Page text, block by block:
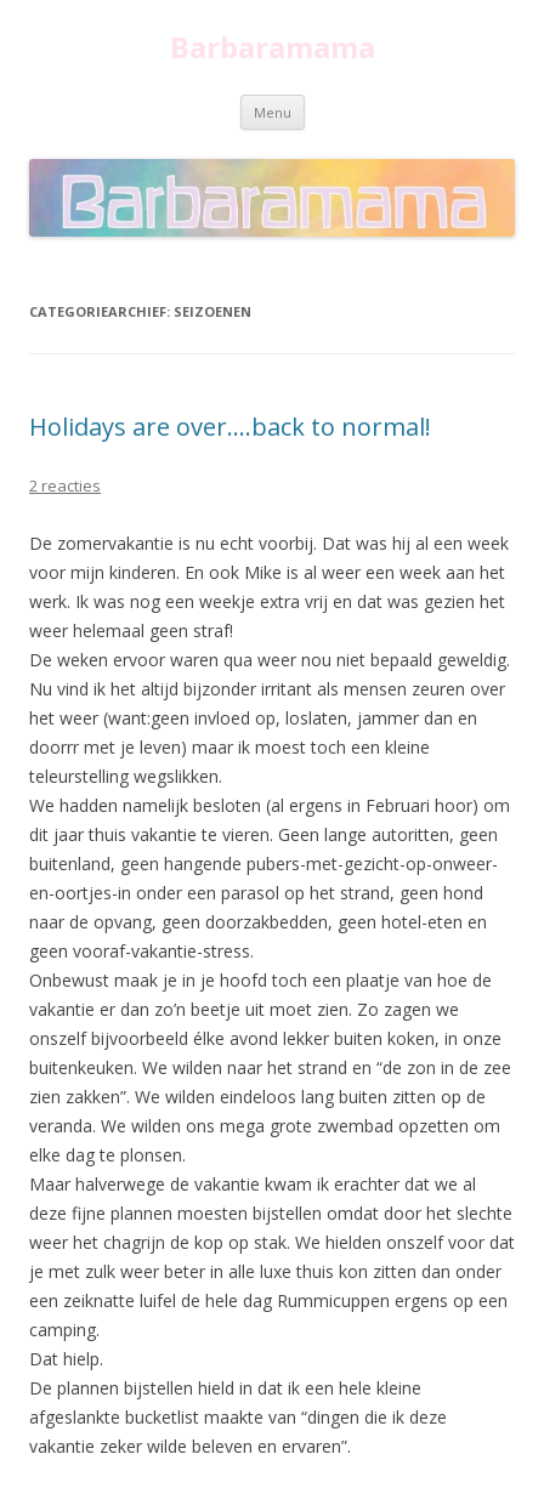
Barbaramama
Menu Spring
inhoud
CATEGORIEARCHIEF: SEIZOENEN
Holidays are over….back to normal!
2 reacties
De zomervakantie is nu echt voorbij. Dat was hij al een week
voor mijn kinderen. En ook Mike is al weer een week aan het
werk. Ik was nog een weekje extra vrij en dat was gezien het
weer helemaal geen straf!
De weken ervoor waren qua weer nou niet bepaald geweldig.
Nu vind ik het altijd bijzonder irritant als mensen zeuren over
het weer (want:geen invloed op, loslaten, jammer dan en
doorrr met je leven) maar ik moest toch een kleine
teleurstelling wegslikken.
We hadden namelijk besloten (al ergens in Februari hoor) om
dit jaar thuis vakantie te vieren. Geen lange autoritten, geen
buitenland, geen hangende pubers-met-gezicht-op-onweer-
en-oortjes-in onder een parasol op het strand, geen hond
naar de opvang, geen doorzakbedden, geen hotel-eten en
geen vooraf-vakantie-stress.
Onbewust maak je in je hoofd toch een plaatje van hoe de
vakantie er dan zo’n beetje uit moet zien. Zo zagen we
onszelf bijvoorbeeld élke avond lekker buiten koken, in onze
buitenkeuken. We wilden naar het strand en “de zon in de zee
zien zakken”. We wilden eindeloos lang buiten zitten op de
veranda. We wilden ons mega grote zwembad opzetten om
elke dag te plonsen.
Maar halverwege de vakantie kwam ik erachter dat we al
deze fijne plannen moesten bijstellen omdat door het slechte
weer het chagrijn de kop op stak. We hielden onszelf voor dat
je met zulk weer beter in alle luxe thuis kon zitten dan onder
een zeiknatte luifel de hele dag Rummicuppen ergens op een
camping.
Dat hielp.
De plannen bijstellen hield in dat ik een hele kleine
afgeslankte bucketlist maakte van “dingen die ik deze
vakantie zeker wilde beleven en ervaren”.